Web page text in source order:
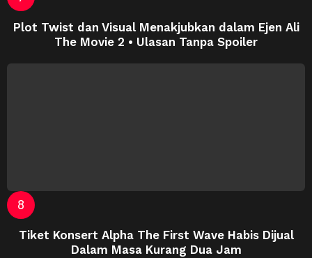
Plot Twist dan Visual Menakjubkan dalam Ejen Ali
The Movie 2 • Ulasan Tanpa Spoiler
Tiket Konsert Alpha The First Wave Habis Dijual
Dalam Masa Kurang Dua Jam